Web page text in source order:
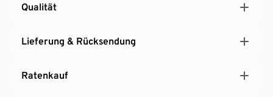
Qualität
Lieferung & Rücksendung
Ratenkauf